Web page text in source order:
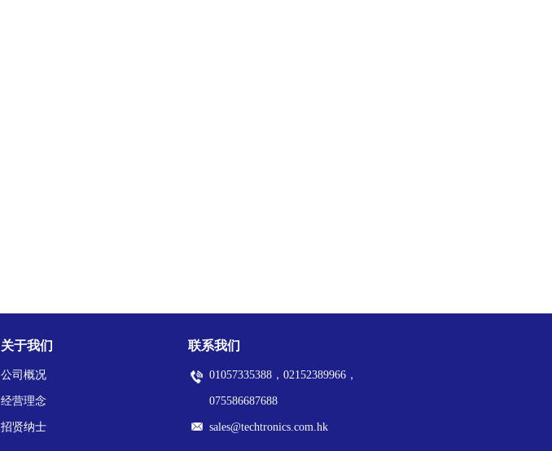
关于我们
公司概况
经营理念
招贤纳士
联系我们
01057335388，02152389966，
075586687688
sales@techtronics.com.hk